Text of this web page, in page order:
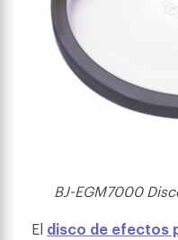
BJ-EGM7000
El disco de efectos